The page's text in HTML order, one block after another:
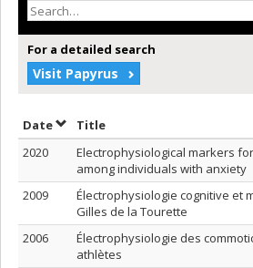
For a detailed search
Visit Papyrus
DateSort by date in ascending order
Title
2020
Electrophysiological markers
among individuals with anxiety
2009
Électrophysiologie cognitive et
Gilles de la Tourette
2006
Électrophysiologie des
athlètes